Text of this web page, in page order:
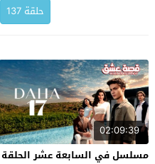
حلقة 137
02:09:39
مسلسل في السابعة عشر الحلقة